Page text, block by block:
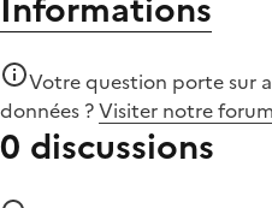
Informations
Votre question porte sur
données ?Visiter notre forum
0 discussions